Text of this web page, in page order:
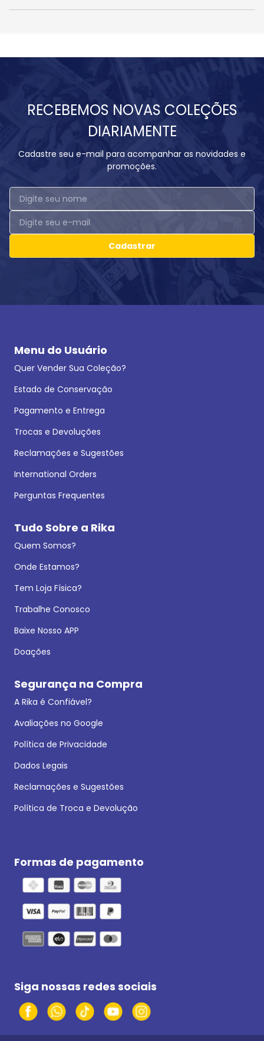
RECEBEMOS NOVAS COLEÇÕES
DIARIAMENTE
Cadastre seu e-mail para acompanhar as novidades e
promoções.
Cadastrar
Menu do Usuário
Quer Vender Sua Coleção?
Estado de Conservação
Pagamento e Entrega
Trocas e Devoluções
Reclamações e Sugestões
International Orders
Perguntas Frequentes
Tudo Sobre a Rika
Quem Somos?
Onde Estamos?
Tem Loja Física?
Trabalhe Conosco
Baixe Nosso APP
Doações
Segurança na Compra
A Rika é Confiável?
Avaliações no Google
Política de Privacidade
Dados Legais
Reclamações e Sugestões
Política de Troca e Devolução
Formas de pagamento
Siga nossas redes sociais